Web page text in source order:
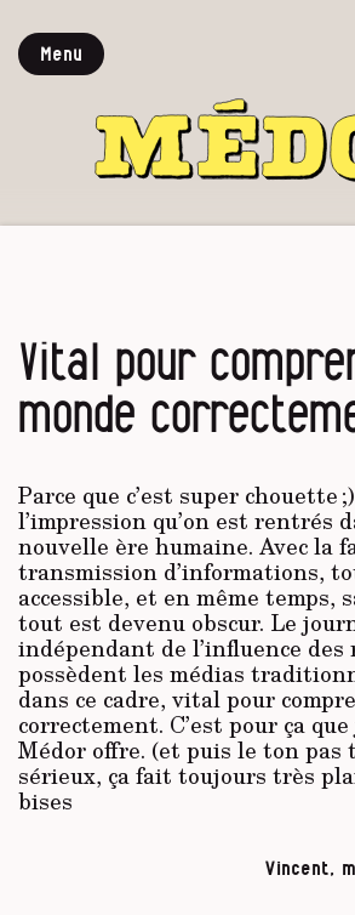
Menu
Vital pour
monde
Parce que c’est super chouette
l’impression qu’on est rentrés
nouvelle ère humaine. Avec la
transmission d’informations,
accessible, et en même temps,
tout est devenu obscur. Le
indépendant de l’influence
possèdent les médias
dans ce cadre, vital pour
correctement. C’est pour ça que
Médor offre. (et puis le ton pas
sérieux, ça fait toujours très
bises
Vincent,